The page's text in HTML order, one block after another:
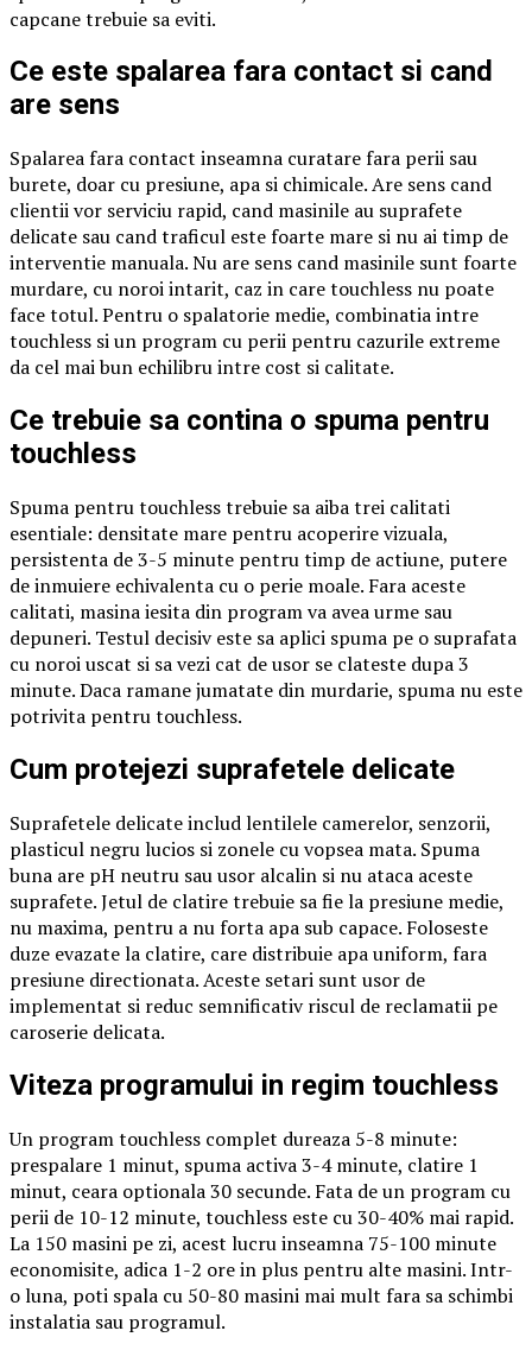
capcane trebuie sa eviti.
Ce este spalarea fara contact si cand
are sens
Spalarea fara contact inseamna curatare fara perii sau
burete, doar cu presiune, apa si chimicale. Are sens cand
clientii vor serviciu rapid, cand masinile au suprafete
delicate sau cand traficul este foarte mare si nu ai timp de
interventie manuala. Nu are sens cand masinile sunt foarte
murdare, cu noroi intarit, caz in care touchless nu poate
face totul. Pentru o spalatorie medie, combinatia intre
touchless si un program cu perii pentru cazurile extreme
da cel mai bun echilibru intre cost si calitate.
Ce trebuie sa contina o spuma pentru
touchless
Spuma pentru touchless trebuie sa aiba trei calitati
esentiale: densitate mare pentru acoperire vizuala,
persistenta de 3-5 minute pentru timp de actiune, putere
de inmuiere echivalenta cu o perie moale. Fara aceste
calitati, masina iesita din program va avea urme sau
depuneri. Testul decisiv este sa aplici spuma pe o suprafata
cu noroi uscat si sa vezi cat de usor se clateste dupa 3
minute. Daca ramane jumatate din murdarie, spuma nu este
potrivita pentru touchless.
Cum protejezi suprafetele delicate
Suprafetele delicate includ lentilele camerelor, senzorii,
plasticul negru lucios si zonele cu vopsea mata. Spuma
buna are pH neutru sau usor alcalin si nu ataca aceste
suprafete. Jetul de clatire trebuie sa fie la presiune medie,
nu maxima, pentru a nu forta apa sub capace. Foloseste
duze evazate la clatire, care distribuie apa uniform, fara
presiune directionata. Aceste setari sunt usor de
implementat si reduc semnificativ riscul de reclamatii pe
caroserie delicata.
Viteza programului in regim touchless
Un program touchless complet dureaza 5-8 minute:
prespalare 1 minut, spuma activa 3-4 minute, clatire 1
minut, ceara optionala 30 secunde. Fata de un program cu
perii de 10-12 minute, touchless este cu 30-40% mai rapid.
La 150 masini pe zi, acest lucru inseamna 75-100 minute
economisite, adica 1-2 ore in plus pentru alte masini. Intr-
o luna, poti spala cu 50-80 masini mai mult fara sa schimbi
instalatia sau programul.